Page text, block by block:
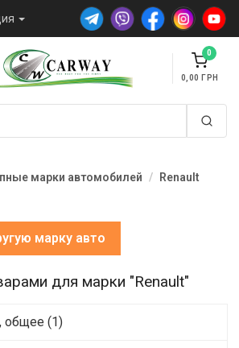
0
0,00
марки автомобилей Renault
марку авто
для марки "Renault"
общее (1)